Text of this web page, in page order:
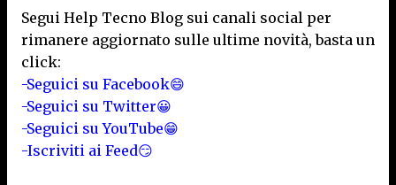
Segui Help Tecno Blog sui canali social per
rimanere aggiornato sulle ultime novità, basta un
click:
-Seguici su Facebook😄
-Seguici su Twitter😀
-Seguici su YouTube😁
-Iscriviti ai Feed😏